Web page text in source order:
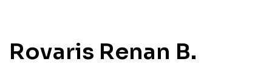
Rovaris Renan B.